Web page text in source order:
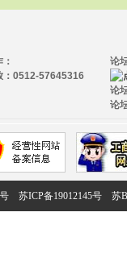
论
论
论
：0512-57645316
苏ICP备19012145号 苏